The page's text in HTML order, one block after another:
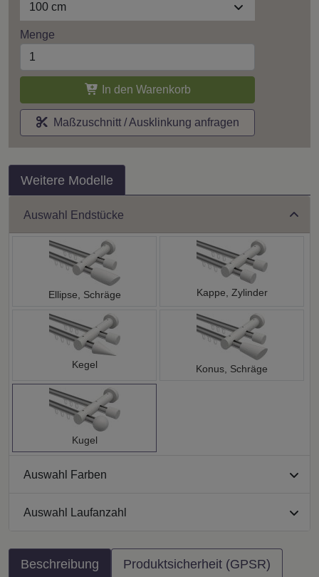
100 cm
Menge
In den Warenkorb
Maßzuschnitt / Ausklinkung anfragen
Weitere Modelle
Auswahl Endstücke
Ellipse, Schräge Kappe, Zylinder
Kegel Konus, Schräge
Kugel
Auswahl Farben
Auswahl Laufanzahl
Beschreibung Produktsicherheit (GPSR)